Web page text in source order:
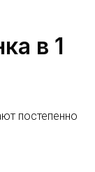
в 1
постепенно